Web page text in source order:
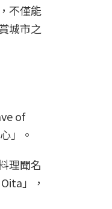
不僅能
城市之
of
」。
理聞名
」，